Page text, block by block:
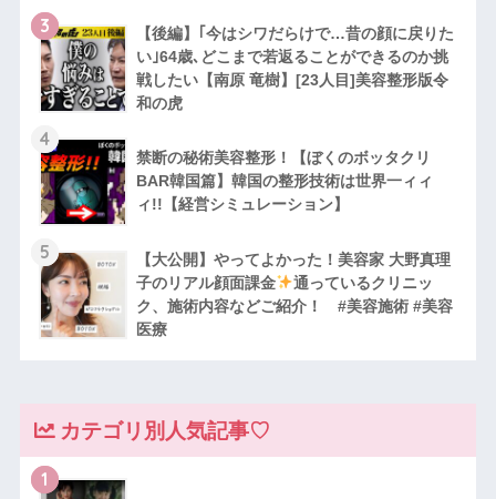
3
【後編】｢今はシワだらけで…昔の顔に戻りた
い｣64歳､どこまで若返ることができるのか挑
戦したい【南原 竜樹】[23人目]美容整形版令
和の虎
4
禁断の秘術美容整形！【ぼくのボッタクリ
BAR韓国篇】韓国の整形技術は世界一ィィ
ィ!!【経営シミュレーション】
5
【大公開】やってよかった！美容家 大野真理
子のリアル顔面課金
通っているクリニッ
ク、施術内容などご紹介！ #美容施術 #美容
医療
カテゴリ別人気記事♡
1